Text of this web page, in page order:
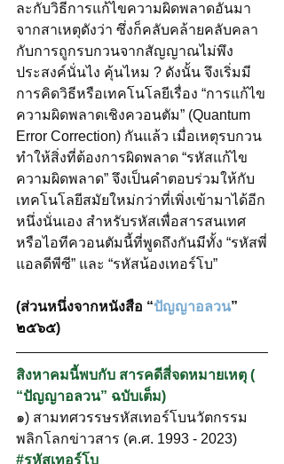
ละกับวิธีการแก้ไขความผิดพลาดอันมา
จากสาเหตุดังว่า ซึ่งก็คลับคล้ายคลับคลา
กับการถูกรบกวนจากสัญญาณไม่พึง
ประสงค์นั่นไง คุ้นไหม ? ดังนั้น จึงเริ่มมี
การคิดวิธีหรือเทคโนโลยีเรื่อง “การแก้ไข
ความผิดพลาดเชิงควอนตัม” (Quantum
Error Correction) กันแล้ว เมื่อเหตุรบกวน
ทำให้สิ่งที่ต้องการผิดพลาด “รหัสแก้ไข
ความผิดพลาด” จึงเป็นคำตอบร่วมให้กับ
เทคโนโลยีสมัยใหม่กว่าที่เพิ่งเข้ามาได้อีก
หนึ่งนั่นเอง สำหรับรหัสเพื่อสารสนเทศ
หรือไอทีควอนตัมนี้ที่พูดถึงกันมีทั้ง “รหัสพี่
แอลดีพีซี” และ “รหัสน้องเทอร์โบ”
(ส่วนหนึ่งจากหนังสือ “ปัญญาอลวน”
๒๕๖๕)
สิงหาคมนี้พบกับ สารคดีสี่จดหมายเหตุ (
“ปัญญาอลวน” ฉบับเต็ม)
๑) สามทศวรรษรหัสเทอร์โบนวัตกรรม
พลิกโลกข่าวสาร (ค.ศ. 1993 - 2023)
#รหัสเทอร์โบ